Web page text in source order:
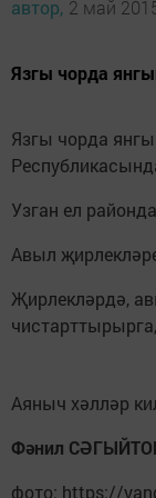
автор, 2 май
Язгы чорда
Язгы чорда
Узган ел
Авыл
Җирлекләрдә,
Аяныч хәлләр
Фәнил
фото: https://